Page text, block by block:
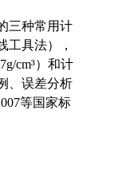
三种常用计
工具法），
cm³）和计
、误差分析
等国家标